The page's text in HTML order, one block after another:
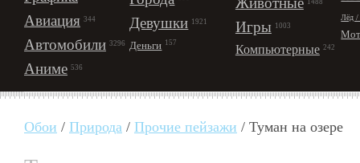
Авиация 344
Автомобили 3296
Аниме 536
Девушки 1921
Деньги 157
1488
Игры 1003
Компьютерные 242
Лёд
Обои / Природа / Прочие пейзажи / Туман на озере